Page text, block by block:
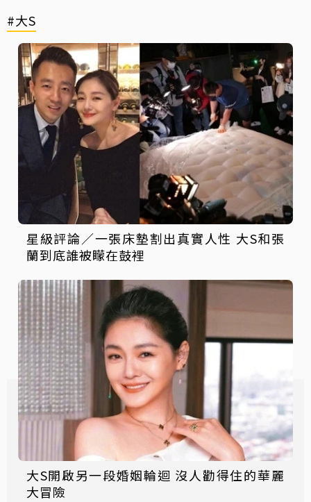
#大S
星級評論／一張床墊割出真實人性 大S和張
蘭到底誰被矇在鼓裡
大S開啟另一段婚姻輪迴 沒人勸得住的華麗
大冒險